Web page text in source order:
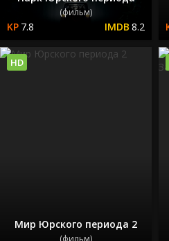
(фильм)
7.8 8.2
Мир Юрского периода 2
(фильм)
HD